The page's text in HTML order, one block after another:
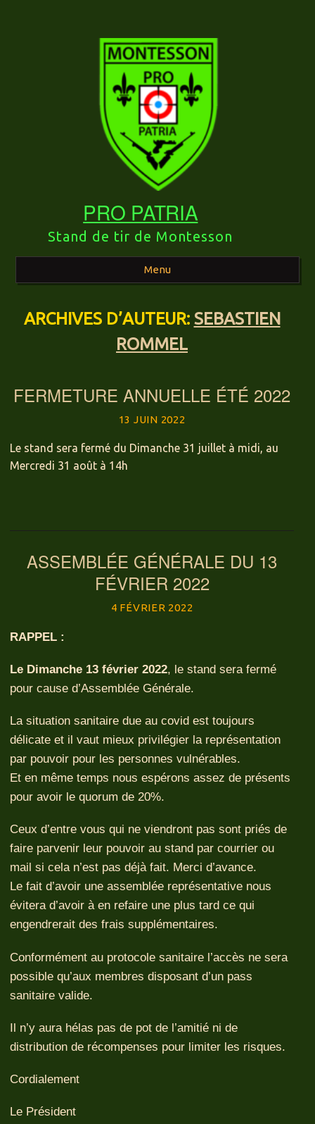
PRO PATRIA
Stand de tir de Montesson
Menu
ARCHIVES D’AUTEUR: SEBASTIEN
ROMMEL
FERMETURE ANNUELLE ÉTÉ 2022
13 JUIN 2022
Le stand sera fermé du Dimanche 31 juillet à midi, au
Mercredi 31 août à 14h
ASSEMBLÉE GÉNÉRALE DU 13
FÉVRIER 2022
4 FÉVRIER 2022
RAPPEL :
Le Dimanche 13 février 2022, le stand sera fermé
pour cause d’Assemblée Générale.
La situation sanitaire due au covid est toujours
délicate et il vaut mieux privilégier la représentation
par pouvoir pour les personnes vulnérables.
Et en même temps nous espérons assez de présents
pour avoir le quorum de 20%.
Ceux d’entre vous qui ne viendront pas sont priés de
faire parvenir leur pouvoir au stand par courrier ou
mail si cela n’est pas déjà fait. Merci d’avance.
Le fait d’avoir une assemblée représentative nous
évitera d’avoir à en refaire une plus tard ce qui
engendrerait des frais supplémentaires.
Conformément au protocole sanitaire l’accès ne sera
possible qu’aux membres disposant d’un pass
sanitaire valide.
Il n’y aura hélas pas de pot de l’amitié ni de
distribution de récompenses pour limiter les risques.
Cordialement
Le Président